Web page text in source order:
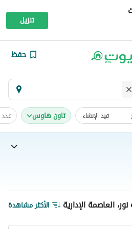
تنزيل
حفظ
قيد الإنشاء تاون هاوس
العاصمة الإدارية الأكثر مشاهدة